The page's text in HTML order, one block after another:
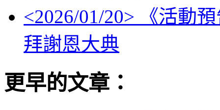
<2026/01/20> 《活動
拜謝恩大典
更早的文章：